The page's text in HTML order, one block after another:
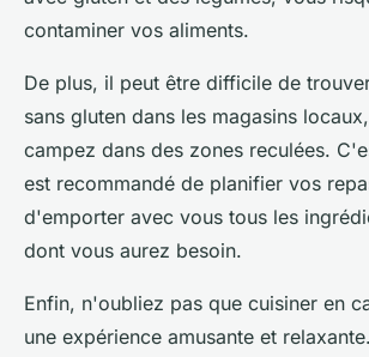
contaminer vos aliments.
De plus, il peut être difficile de
sans gluten dans les magasins
campez dans des zones reculées.
est recommandé de planifier vos
d'emporter avec vous tous les
dont vous aurez besoin.
Enfin, n'oubliez pas que cuisiner en
une expérience amusante et